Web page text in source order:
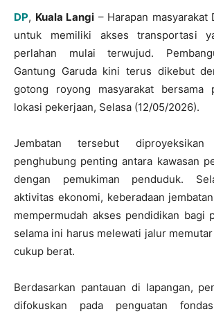
DP, Kuala Langi – Harapan masyarakat
untuk memiliki akses transportasi
perlahan mulai terwujud.
Gantung Garuda kini terus dikebut
gotong royong masyarakat bersama
lokasi pekerjaan, Selasa (12/05/2026).
Jembatan tersebut
penghubung penting antara kawasan
dengan pemukiman penduduk.
aktivitas ekonomi, keberadaan
mempermudah akses pendidikan bagi
selama ini harus melewati jalur
cukup berat.
Berdasarkan pantauan di lapangan,
difokuskan pada penguatan